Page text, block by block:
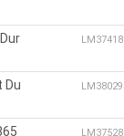
LM37418
Du
LM38029
LM37528